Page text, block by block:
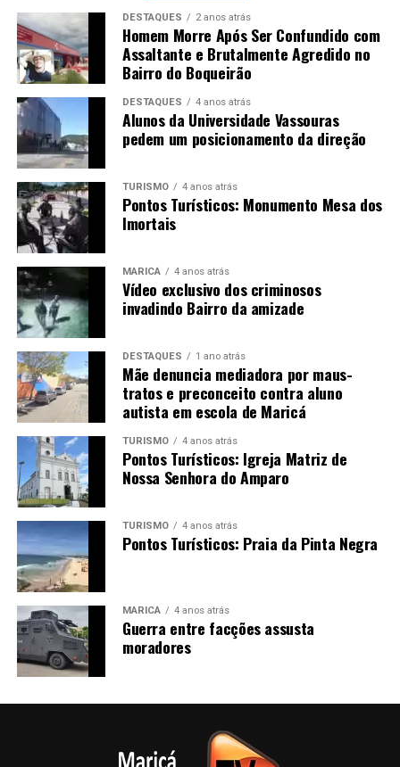
DESTAQUES 2 anos atrás
Homem Morre Após Ser Confundido com
Assaltante e Brutalmente Agredido no
Bairro do Boqueirão
DESTAQUES 4 anos atrás
Alunos da Universidade Vassouras
pedem um posicionamento da direção
TURISMO 4 anos atrás
Pontos Turísticos: Monumento Mesa dos
Imortais
MARICÁ 4 anos atrás
Vídeo exclusivo dos criminosos
invadindo Bairro da amizade
DESTAQUES 1 ano atrás
Mãe denuncia mediadora por maus-
tratos e preconceito contra aluno
autista em escola de Maricá
TURISMO 4 anos atrás
Pontos Turísticos: Igreja Matriz de
Nossa Senhora do Amparo
TURISMO 4 anos atrás
Pontos Turísticos: Praia da Pinta Negra
MARICÁ 4 anos atrás
Guerra entre facções assusta
moradores